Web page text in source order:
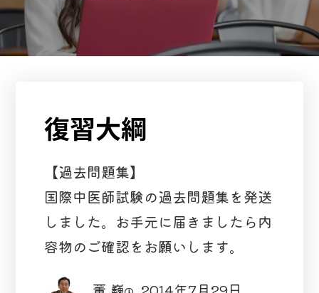
復習大綱
【過去問題集】
国際中医師試験の過去問題集を発送
しました。お手元に届きましたら内
容物のご確認をお願いします。